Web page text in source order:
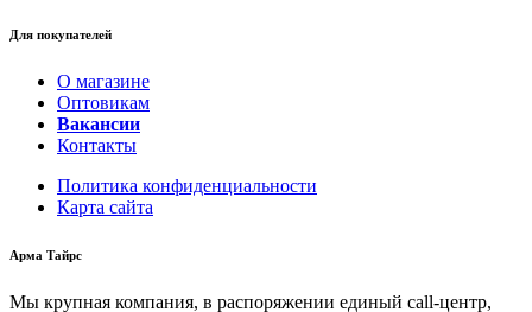
Для покупателей
О магазине
Оптовикам
Вакансии
Контакты
Политика конфиденциальности
Карта сайта
Арма Тайрс
Мы крупная компания, в распоряжении единый call-центр,